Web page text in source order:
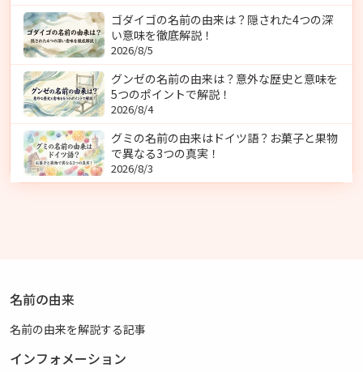
ゴダイゴの名前の由来は？隠された4つの深
い意味を徹底解説！
2026/8/5
グンゼの名前の由来は？意外な歴史と意味を
5つのポイントで解説！
2026/8/4
グミの名前の由来はドイツ語？お菓子と果物
で異なる3つの真実！
2026/8/3
名前の由来
名前の由来を解説する記事
インフォメーション